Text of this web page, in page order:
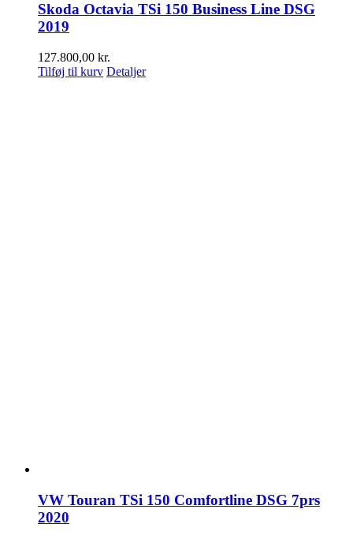
Skoda Octavia TSi 150 Business Line DSG
2019
127.800,00 kr.
Tilføj til kurv Detaljer
VW Touran TSi 150 Comfortline DSG 7prs
2020